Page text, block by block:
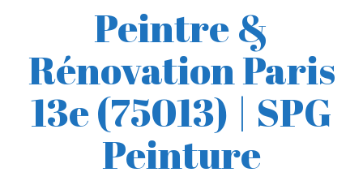
Peintre &
Rénovation Paris
13e (75013) | SPG
Peinture